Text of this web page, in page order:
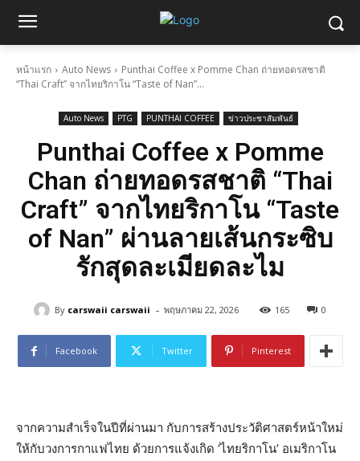
หน้าแรก Auto News
Punthai Coffee x Pomme Chan ถ่ายทอดรสชาติ
“Thai Craft” จากไทยริกาโน “Taste of Nan”...
Auto News PTG PUNTHAI COFFEE ข่าวประชาสัมพันธ์
Punthai Coffee x Pomme
Chan ถ่ายทอดรสชาติ “Thai
Craft” จากไทยริกาโน “Taste
of Nan” ผ่านลายเส้นกระซิบ
รักสุดละเมียดละไม
By carswaii carswaii - พฤษภาคม 22, 2026 165 0
Facebook Twitter Pinterest
จากความสำเร็จในปีที่ผ่านมา กับการสร้างประวัติศาสตร์หน้าใหม่
ให้กับวงการกาแฟไทย ด้วยการแจ้งเกิด ‘ไทยริกาโน’ อเมริกาโน